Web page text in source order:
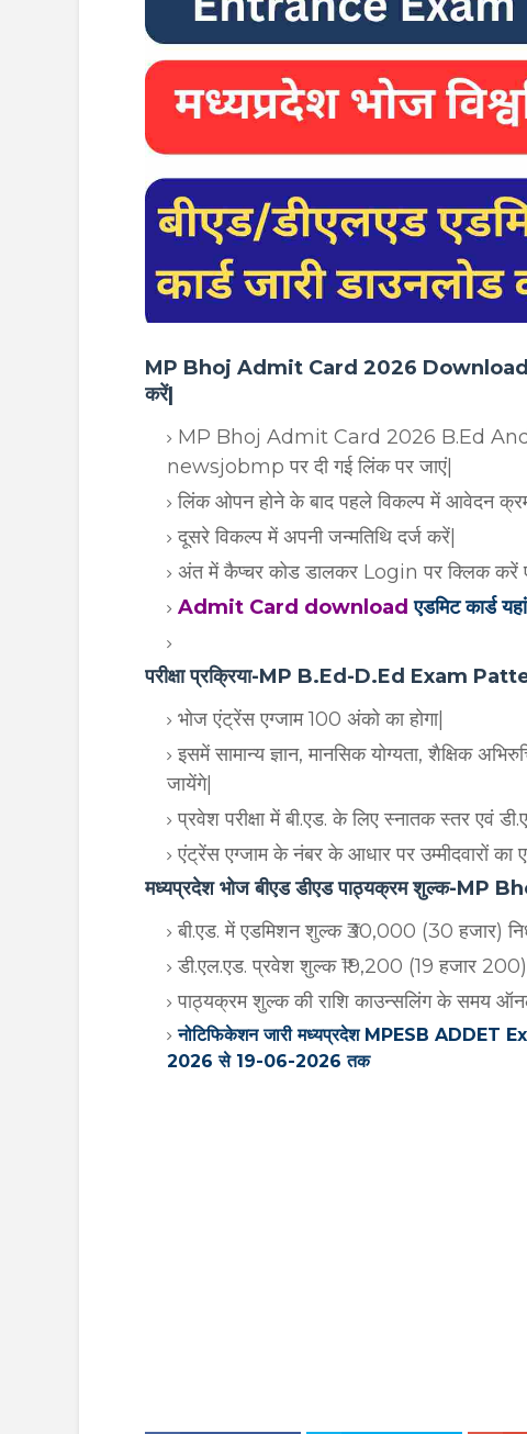
MP Bhoj Admit Card 2026
करें|
MP Bhoj Admit Card 2026 B.Ed And
newsjobmp पर दी गई लिंक पर जाएं|
लिंक ओपन होने के बाद पहले विकल्प में आवेदन
दूसरे विकल्प में अपनी जन्मतिथि दर्ज करें|
अंत में कैप्चर कोड डालकर Login पर क्लिक करें
Admit Card download एडमिट कार्ड
परीक्षा प्रक्रिया-MP B.Ed-D.Ed Exam
भोज एंट्रेंस एग्जाम 100 अंको का होगा|
इसमें सामान्य ज्ञान, मानसिक योग्यता, शैक्षिक
जायेंगे|
प्रवेश परीक्षा में बी.एड. के लिए स्नातक स्तर एवं
एंट्रेंस एग्जाम के नंबर के आधार पर उम्मीदवारों का
मध्यप्रदेश भोज बीएड डीएड पाठ्यक्रम शुल्क-
बी.एड. में एडमिशन शुल्क ₹30,000 (30 हजार)
डी.एल.एड. प्रवेश शुल्क ₹19,200 (19 हजार 200)
पाठ्यक्रम शुल्क की राशि काउन्सलिंग के समय
नोटिफिकेशन जारी मध्यप्रदेश MPESB
2026 से 19-06-2026 तक